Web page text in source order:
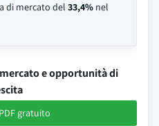
di mercato del 33,4% nel
e opportunità di
gratuito